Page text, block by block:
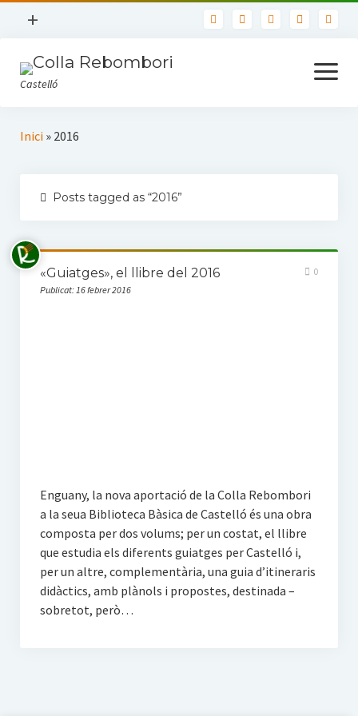
open
+
Nosaltres
Contacte
Castelló
open
menu
Inici
Biblioteca Bàsica de Castelló
Actualitat
Multimèdia
Àlbum
Vídeos
Inici» 2016
Posts tagged as “2016”
«Guiatges», el llibre del 2016
Publicat: 16 febrer 2016
0
Enguany, la nova aportació de la Colla Rebombori
a la seua Biblioteca Bàsica de Castelló és una obra
composta per dos volums; per un costat, el llibre
que estudia els diferents guiatges per Castelló i,
per un altre, complementària, una guia d’itineraris
didàctics, amb plànols i propostes, destinada –
sobretot, però…